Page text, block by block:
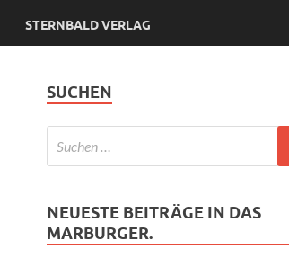
STERNBALD VERLAG
SUCHEN
NEUESTE BEITRÄGE IN DAS
MARBURGER.